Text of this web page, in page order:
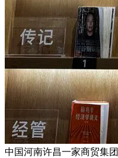
中国河南许昌一家商贸集